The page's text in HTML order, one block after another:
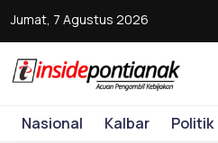
Jumat, 7 Agustus 2026
Nasional Kalbar Politik